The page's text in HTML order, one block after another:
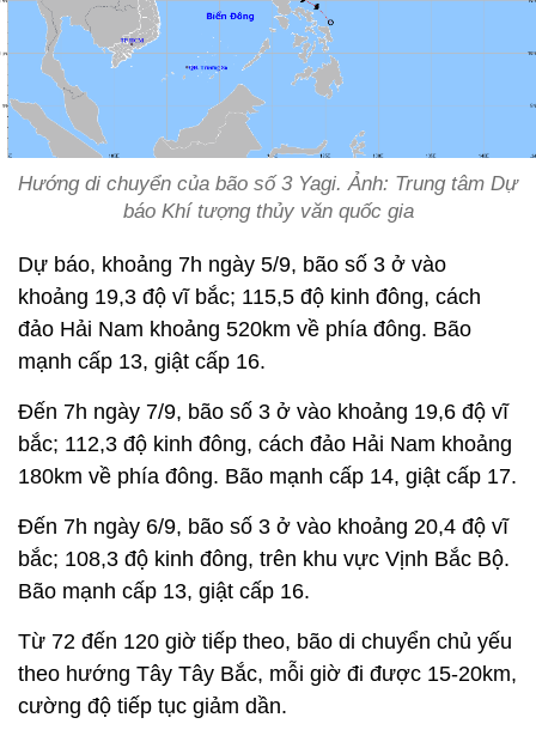
Hướng di chuyển của bão số 3 Yagi. Ảnh: Trung tâm Dự
báo Khí tượng thủy văn quốc gia
Dự báo, khoảng 7h ngày 5/9, bão số 3 ở vào
khoảng 19,3 độ vĩ bắc; 115,5 độ kinh đông, cách
đảo Hải Nam khoảng 520km về phía đông. Bão
mạnh cấp 13, giật cấp 16.
Đến 7h ngày 7/9, bão số 3 ở vào khoảng 19,6 độ vĩ
bắc; 112,3 độ kinh đông, cách đảo Hải Nam khoảng
180km về phía đông. Bão mạnh cấp 14, giật cấp 17.
Đến 7h ngày 6/9, bão số 3 ở vào khoảng 20,4 độ vĩ
bắc; 108,3 độ kinh đông, trên khu vực Vịnh Bắc Bộ.
Bão mạnh cấp 13, giật cấp 16.
Từ 72 đến 120 giờ tiếp theo, bão di chuyển chủ yếu
theo hướng Tây Tây Bắc, mỗi giờ đi được 15-20km,
cường độ tiếp tục giảm dần.